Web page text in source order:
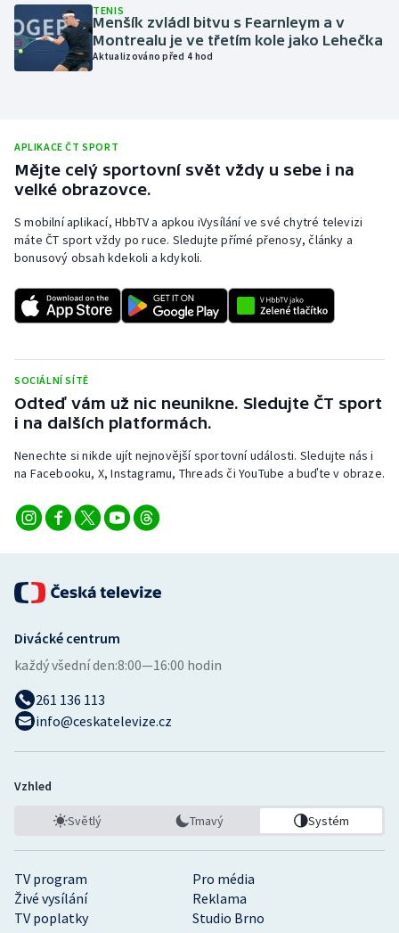
Lyže a snowboard
Moderní pětiboj
Olympijské hry
Plavání
Plážový volejbal
Rychlobruslení
Rychlostní kanoistika
Short track
Sportovní střelba
Triatlon
Veslování
Vodní slalom
Volejbal
TENIS
Menšík zvládl bitvu s Fearnleym a v
Montrealu je ve třetím kole jako Lehečka
Aktualizováno před 4 hod
APLIKACE ČT SPORT
Mějte celý sportovní svět vždy u sebe i na
velké obrazovce.
S mobilní aplikací, HbbTV a apkou iVysílání ve své chytré televizi
máte ČT sport vždy po ruce. Sledujte přímé přenosy, články a
bonusový obsah kdekoli a kdykoli.
SOCIÁLNÍ SÍTĚ
Odteď vám už nic neunikne. Sledujte ČT sport
i na dalších platformách.
Nenechte si nikde ujít nejnovější sportovní události. Sledujte nás i
na Facebooku, X, Instagramu, Threads či YouTube a buďte v obraze.
TV program
Pro média
Živé vysílání
Reklama
TV poplatky
Studio Brno
Divácké centrum
každý všední den:8:00—16:00 hodin
261 136 113
info@ceskatelevize.cz
Vzhled
Světlý Tmavý Systém